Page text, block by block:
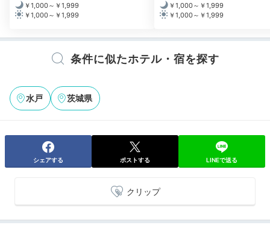
がたくさんで大満足の朝食でした。
11:00
中庭の緑に癒され
￥1,000～￥1,999
￥1,000～￥1,999
￥1,000～￥1,999
￥1,000～￥1,999
条件に似たホテル・宿を探す
水戸 茨城県
シェアする ポストする LINEで送る
クリップ